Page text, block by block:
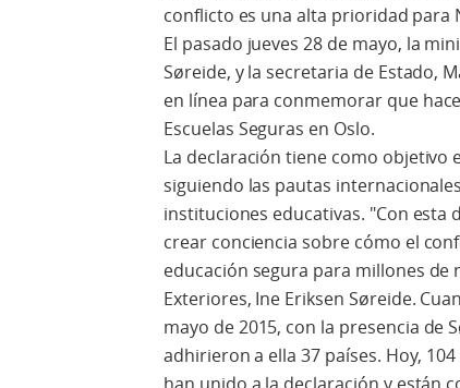
conflicto es una alta prioridad para
El pasado jueves 28 de mayo, la
Søreide, y la secretaria de Estado,
en línea para conmemorar que
Escuelas Seguras en Oslo.
La declaración tiene como objetivo
siguiendo las pautas
instituciones educativas. "Con esta
crear conciencia sobre cómo el
educación segura para millones de
Exteriores, Ine Eriksen Søreide.
mayo de 2015, con la presencia de
adhirieron a ella 37 países. Hoy,